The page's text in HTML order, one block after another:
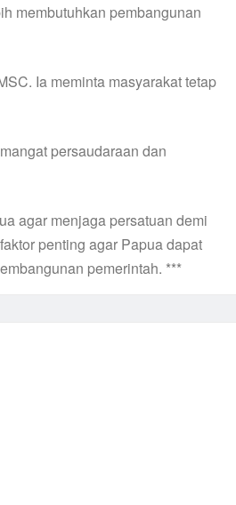
membutuhkan pembangunan
Ia meminta masyarakat tetap
persaudaraan dan
agar menjaga persatuan demi
penting agar Papua dapat
pemerintah. ***